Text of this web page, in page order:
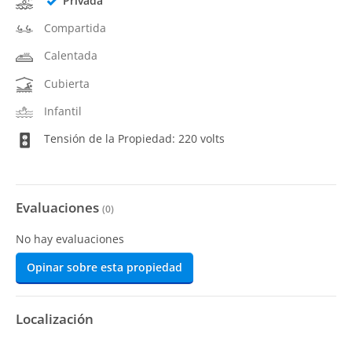
Compartida
Calentada
Cubierta
Infantil
Tensión de la Propiedad: 220 volts
Evaluaciones (0)
No hay evaluaciones
Opinar sobre esta propiedad
Localización